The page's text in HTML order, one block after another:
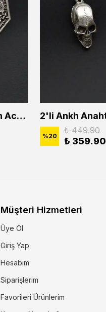
2'li Anime Attack On Titan Acrylic Maria Anime Naruto Erkek Kadın Kolye Seti
%20
₺ 449.90
₺ 359.90
Müşteri Hizmetleri
Üye Ol
Giriş Yap
Hesabım
Siparişlerim
Favorileri Ürünlerim